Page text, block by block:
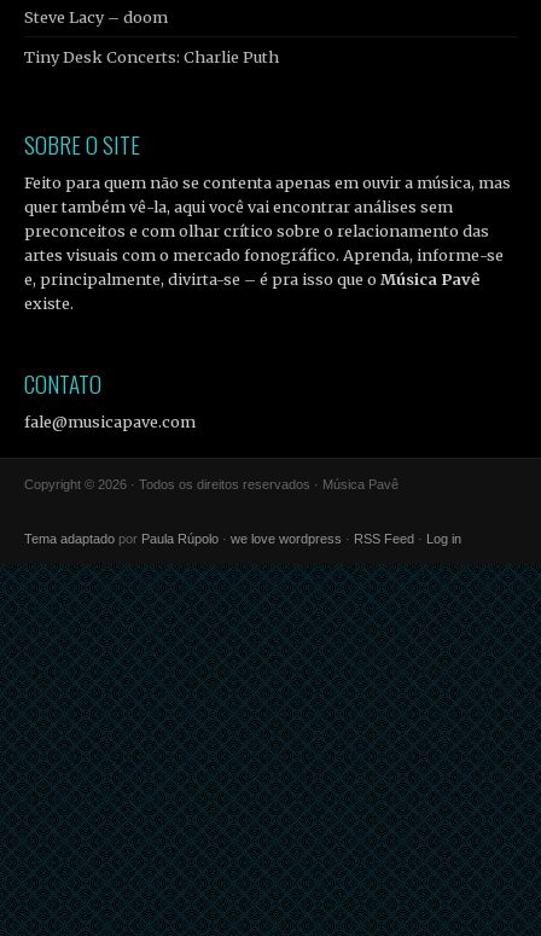
Steve Lacy – doom
Tiny Desk Concerts: Charlie Puth
SOBRE O SITE
Feito para quem não se contenta apenas em ouvir a música, mas
quer também vê-la, aqui você vai encontrar análises sem
preconceitos e com olhar crítico sobre o relacionamento das
artes visuais com o mercado fonográfico. Aprenda, informe-se
e, principalmente, divirta-se – é pra isso que oMúsica Pavê
existe.
CONTATO
fale@musicapave.com
Copyright © 2026 · Todos os direitos reservados · Música Pavê
Tema adaptado por Paula Rúpolo · we love wordpress · RSS Feed · Log in